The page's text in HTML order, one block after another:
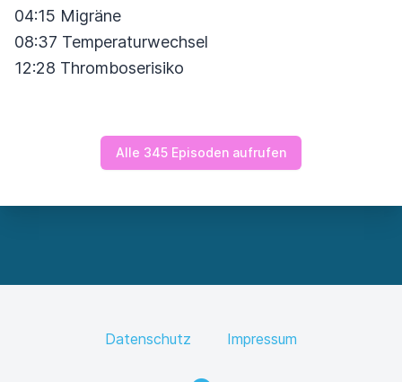
04:15 Migräne
08:37 Temperaturwechsel
12:28 Thromboserisiko
Alle 345 Episoden aufrufen
Datenschutz Impressum